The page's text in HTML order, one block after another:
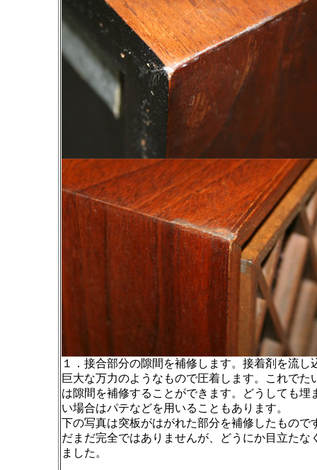
１．接合部分の隙間を補修します。接着剤を流し
巨大な万力のようなもので圧着します。これでた
は隙間を補修することができます。どうしても埋
い場合はパテなどを用いることもあります。
下の写真は突板がはがれた部分を補修したもので
だまだ完全ではありませんが、どうにか目立たな
ました。